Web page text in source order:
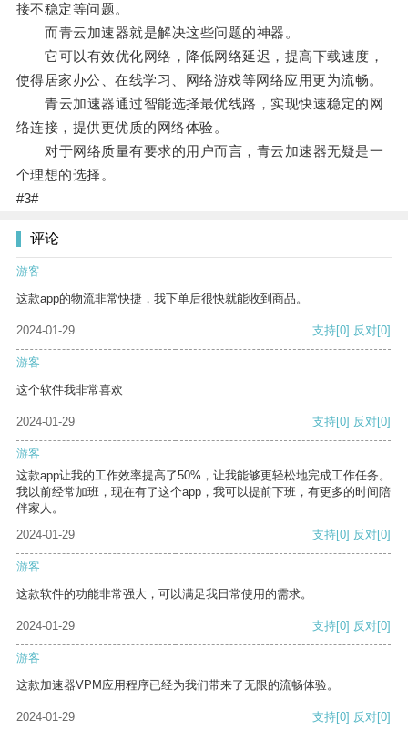
接不稳定等问题。
而青云加速器就是解决这些问题的神器。
它可以有效优化网络，降低网络延迟，提高下载速度，
使得居家办公、在线学习、网络游戏等网络应用更为流畅。
青云加速器通过智能选择最优线路，实现快速稳定的网
络连接，提供更优质的网络体验。
对于网络质量有要求的用户而言，青云加速器无疑是一
个理想的选择。
#3#
评论
游客
这款app的物流非常快捷，我下单后很快就能收到商品。
2024-01-29 支持[0] 反对[0]
游客
这个软件我非常喜欢
2024-01-29 支持[0] 反对[0]
游客
这款app让我的工作效率提高了50%，让我能够更轻松地完成工作任务。
我以前经常加班，现在有了这个app，我可以提前下班，有更多的时间陪
伴家人。
2024-01-29
支持[0] 反对[0]
游客
这款软件的功能非常强大，可以满足我日常使用的需求。
2024-01-29 支持[0] 反对[0]
游客
这款加速器VPM应用程序已经为我们带来了无限的流畅体验。
2024-01-29 支持[0] 反对[0]